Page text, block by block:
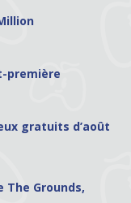
première
gratuits d’août
The Grounds,